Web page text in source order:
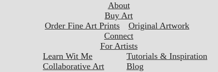
About
Buy Art
Order Fine Art Prints
Original Artwork
Connect
For Artists
Learn Wit Me
Tutorials & Inspiration
Collaborative Art
Blog